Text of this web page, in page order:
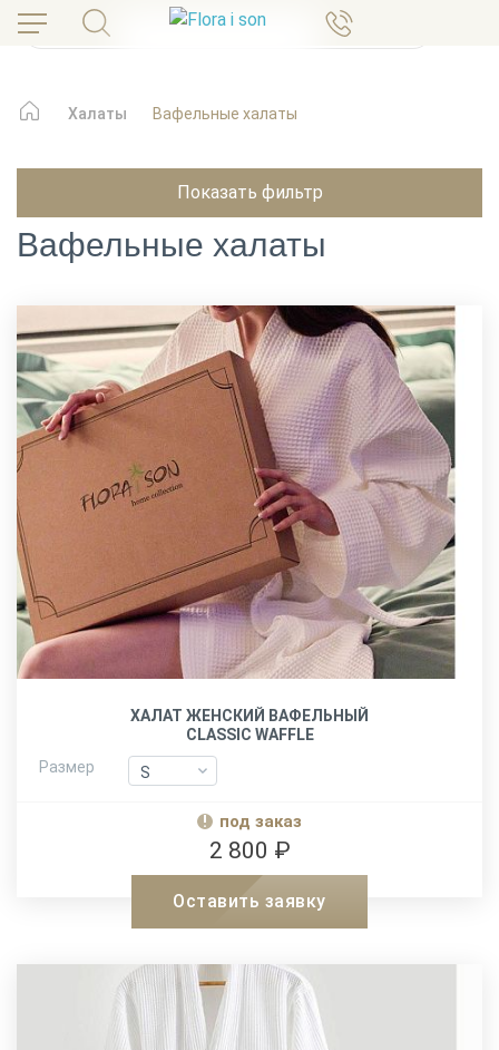
Халаты Вафельные халаты
Показать фильтр
Вафельные халаты
ХАЛАТ ЖЕНСКИЙ ВАФЕЛЬНЫЙ
CLASSIC WAFFLE
Размер
S
S
под заказ
2 800 ₽
Оставить заявку